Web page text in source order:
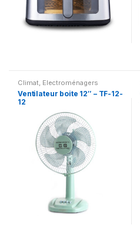
Climat, Electroménagers
Ventilateur boite 12″ – TF-12-
12